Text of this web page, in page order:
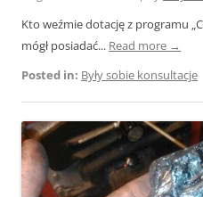
Kto weźmie dotację z programu
mógł posiadać... Read more →
Posted in: Były sobie konsultacje